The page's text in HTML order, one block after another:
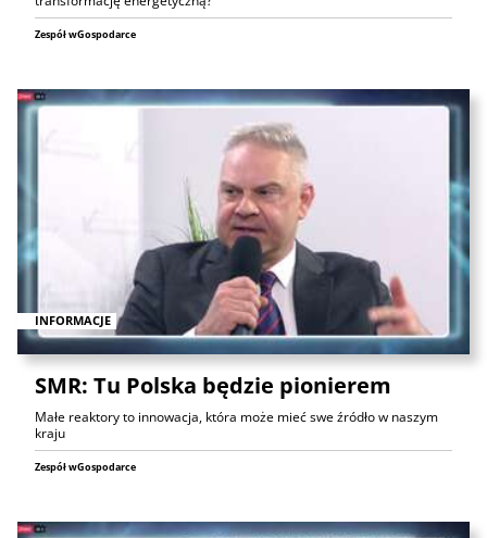
Zespół wGospodarce
INFORMACJE
SMR: Tu Polska będzie pionierem
Małe reaktory to innowacja, która może mieć swe źródło w naszym
kraju
Zespół wGospodarce